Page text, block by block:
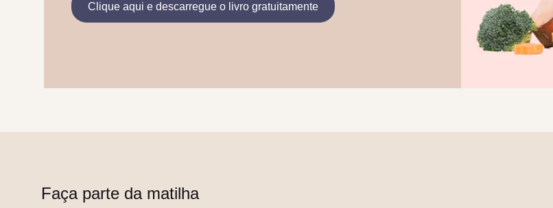
Clique aqui e descarregue o livro gratuitamente
Faça parte da matilha